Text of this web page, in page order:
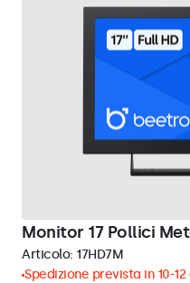
Monitor 17 Pollici
Articolo: 17HD7M
Spedizione prevista in 10-12